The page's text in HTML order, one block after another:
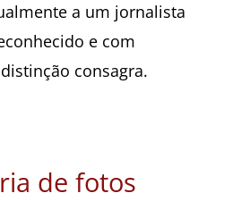
a um jornalista
e com
consagra.
de fotos